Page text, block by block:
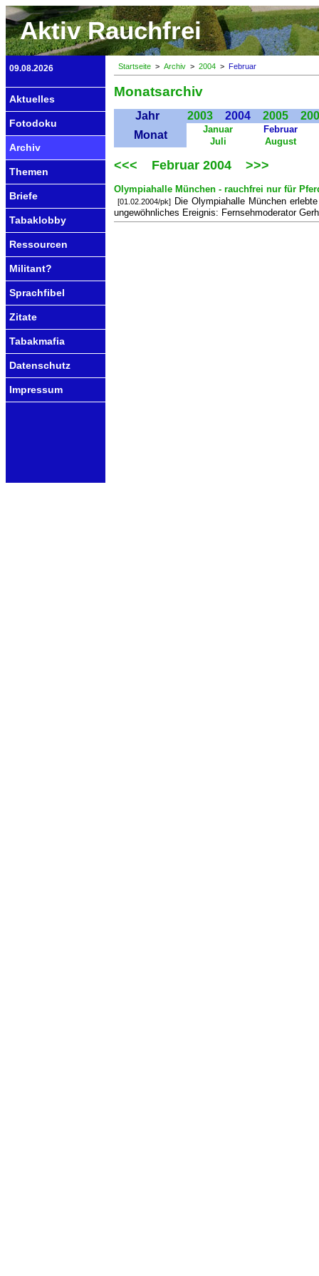
Aktiv Rauchfrei
09.08.2026
Aktuelles
Fotodoku
Archiv
Themen
Briefe
Tabaklobby
Ressourcen
Militant?
Sprachfibel
Zitate
Tabakmafia
Datenschutz
Impressum
Startseite > Archiv > 2004 > Februar
Monatsarchiv
Jahr 2003 2004 2005
Monat
Januar
Februar
Juli
August
<<< Februar 2004 >>>
Olympiahalle München - rauchfrei nur für
[01.02.2004/pk] Die Olympiahalle München
ungewöhnliches Ereignis: Fernsehmoderator